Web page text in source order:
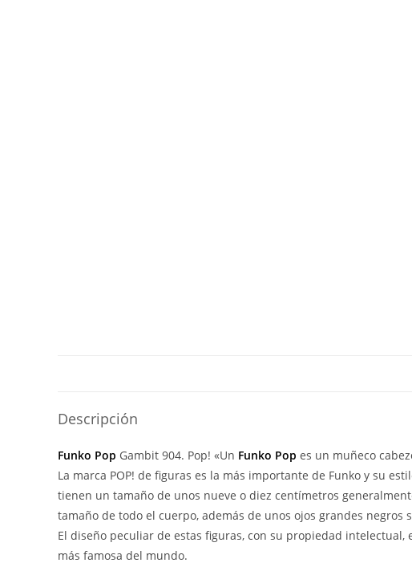
Descripción
Funko Pop Gambit 904. Pop! «Un Funko Pop es un muñeco
La marca POP! de figuras es la más importante de Funko y su
tienen un tamaño de unos nueve o diez centímetros
tamaño de todo el cuerpo, además de unos ojos grandes
El diseño peculiar de estas figuras, con su propiedad
más famosa del mundo.